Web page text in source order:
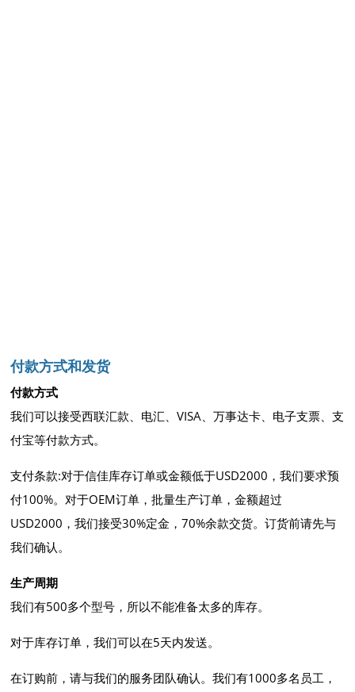
付款方式和发货
付款方式
我们可以接受西联汇款、电汇、VISA、万事达卡、电子支票、支
付宝等付款方式。
支付条款:对于信佳库存订单或金额低于USD2000，我们要求预
付100%。对于OEM订单，批量生产订单，金额超过
USD2000，我们接受30%定金，70%余款交货。订货前请先与
我们确认。
生产周期
我们有500多个型号，所以不能准备太多的库存。
对于库存订单，我们可以在5天内发送。
在订购前，请与我们的服务团队确认。我们有1000多名员工，